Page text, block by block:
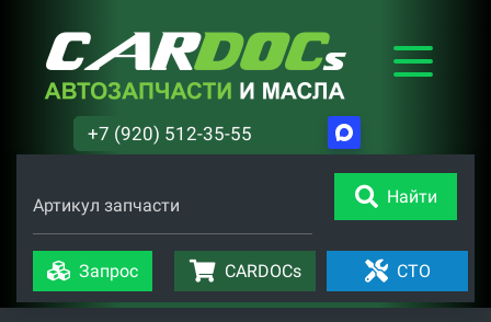
+7 (920) 512-35-55
Артикул запчасти Найти
Запрос CARDOCs СТО